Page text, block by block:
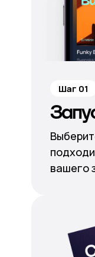
вашего
Шаг 01